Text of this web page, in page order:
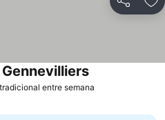
Compartir
entre semana